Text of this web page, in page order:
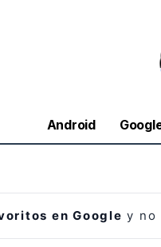
Android
en Google y no